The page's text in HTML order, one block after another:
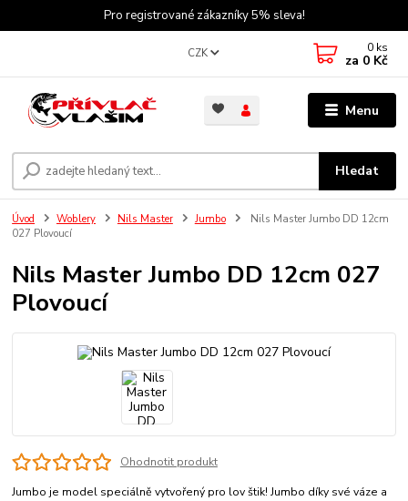
Pro registrované zákazníky 5% sleva!
Menu
CZK
Hledat
0 ks
za 0 Kč
Úvod Woblery Nils Master Jumbo
Nils Master Jumbo DD 12cm
027 Plovoucí
Nils Master Jumbo DD 12cm 027
Plovoucí
Ohodnotit produkt
Jumbo je model speciálně vytvořený pro lov štik! Jumbo díky své váze a